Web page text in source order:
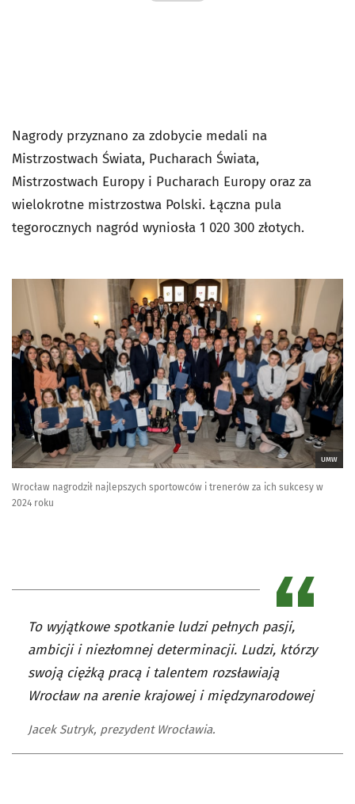
Nagrody przyznano za zdobycie medali na
Mistrzostwach Świata, Pucharach Świata,
Mistrzostwach Europy i Pucharach Europy oraz za
wielokrotne mistrzostwa Polski. Łączna pula
tegorocznych nagród wyniosła 1 020 300 złotych.
UMW
Wrocław nagrodził najlepszych sportowców i trenerów za ich sukcesy w
2024 roku
To wyjątkowe spotkanie ludzi pełnych pasji,
ambicji i niezłomnej determinacji. Ludzi, którzy
swoją ciężką pracą i talentem rozsławiają
Wrocław na arenie krajowej i międzynarodowej
Jacek Sutryk, prezydent Wrocławia.